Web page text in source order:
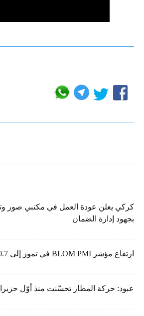
كركي يعلن عودة العمل في مكتبي صور
بجهود إدارة الضمان
ارتفاع مؤشر BLOM PMI في تموز إلى 50.7 نقطة
عبود: حركة المطار تحسّنت منذ أوّل